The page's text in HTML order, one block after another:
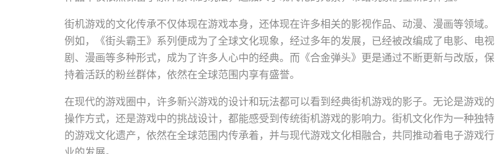
街机游戏的文化传承不仅体现在游戏本身，还体现在许多相关的影视作品、动漫、漫画等领域。
例如，《街头霸王》系列便成为了全球文化现象，经过多年的发展，已经被改编成了电影、电视
剧、漫画等多种形式，成为了许多人心中的经典。而《合金弹头》更是通过不断更新与改版，保
持着活跃的粉丝群体，依然在全球范围内享有盛誉。
在现代的游戏圈中，许多新兴游戏的设计和玩法都可以看到经典街机游戏的影子。无论是游戏的
操作方式，还是游戏中的挑战设计，都能感受到传统街机游戏的影响力。街机文化作为一种独特
的游戏文化遗产，依然在全球范围内传承着，并与现代游戏文化相融合，共同推动着电子游戏行